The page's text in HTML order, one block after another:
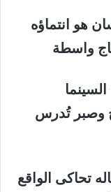
هو انتماؤه
واسطة
وصبر تُدرس
تحاكى الواقع